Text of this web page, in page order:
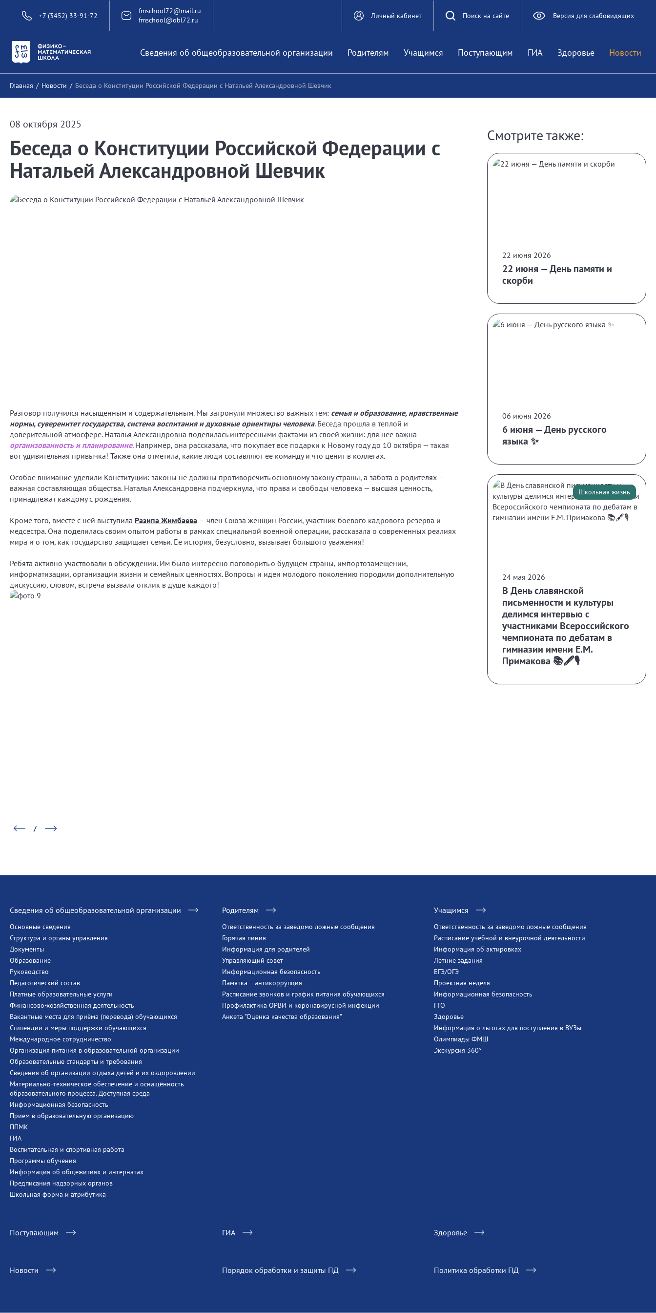
+7 (3452) 33-91-72
fmschool72@mail.ru
fmschool@obl72.ru
Личный кабинет Поиск на сайте Версия для слабовидящих
Сведения об общеобразовательной организации Родителям Учащимся Поступающим ГИА Здоровье Новости
Главная / Новости / Беседа о Конституции Российской Федерации с Натальей Александровной Шевчик
08 октября 2025
Беседа о Конституции Российской Федерации с
Натальей Александровной Шевчик
Разговор получился насыщенным и содержательным. Мы затронули множество важных тем: семья и образование, нравственные
нормы, суверенитет государства, система воспитания и духовные ориентиры человека. Беседа прошла в теплой и
доверительной атмосфере. Наталья Александровна поделилась интересными фактами из своей жизни: для нее важна
организованность и планирование. Например, она рассказала, что покупает все подарки к Новому году до 10 октября — такая
вот удивительная привычка! Также она отметила, какие люди составляют ее команду и что ценит в коллегах.
Особое внимание уделили Конституции: законы не должны противоречить основному закону страны, а забота о родителях —
важная составляющая общества. Наталья Александровна подчеркнула, что права и свободы человека — высшая ценность,
принадлежат каждому с рождения.
Кроме того, вместе с ней выступила Разипа Жимбаева — член Союза женщин России, участник боевого кадрового резерва и
медсестра. Она поделилась своим опытом работы в рамках специальной военной операции, рассказала о современных реалиях
мира и о том, как государство защищает семьи. Ее история, безусловно, вызывает большого уважения!
Ребята активно участвовали в обсуждении. Им было интересно поговорить о будущем страны, импортозамещении,
информатизации, организации жизни и семейных ценностях. Вопросы и идеи молодого поколению породили дополнительную
дискуссию, словом, встреча вызвала отклик в душе каждого!
Смотрите также:
22 июня 2026
22 июня — День памяти и
скорби
06 июня 2026
6 июня — День русского
языка ✨
Школьная жизнь
24 мая 2026
В День славянской
письменности и культуры
делимся интервью с
участниками Всероссийского
чемпионата по дебатам в
гимназии имени Е.М.
Примакова 📚🖋️🎙️
Сведения об общеобразовательной организации
Основные сведения
Структура и органы управления
Документы
Образование
Руководство
Педагогический состав
Платные образовательные услуги
Финансово-хозяйственная деятельность
Вакантные места для приёма (перевода) обучающихся
Стипендии и меры поддержки обучающихся
Международное сотрудничество
Организация питания в образовательной организации
Образовательные стандарты и требования
Сведения об организации отдыха детей и их оздоровлении
Материально-техническое обеспечение и оснащённость
образовательного процесса. Доступная среда
Информационная безопасность
Прием в образовательную организацию
ППМК
ГИА
Воспитательная и спортивная работа
Программы обучения
Информация об общежитиях и интернатах
Предписания надзорных органов
Школьная форма и атрибутика
Родителям
Ответственность за заведомо ложные сообщения
Горячая линия
Информация для родителей
Управляющий совет
Информационная безопасность
Памятка – антикоррупция
Расписание звонков и график питания обучающихся
Профилактика ОРВИ и коронавирусной инфекции
Анкета "Оценка качества образования"
Учащимся
Ответственность за заведомо ложные сообщения
Расписание учебной и внеурочной деятельности
Информация об актировках
Летние задания
ЕГЭ/ОГЭ
Проектная неделя
Информационная безопасность
ГТО
Здоровье
Информация о льготах для поступления в ВУЗы
Олимпиады ФМШ
Экскурсия 360°
Поступающим ГИА Здоровье
Новости Порядок обработки и защиты ПД Политика обработки ПД